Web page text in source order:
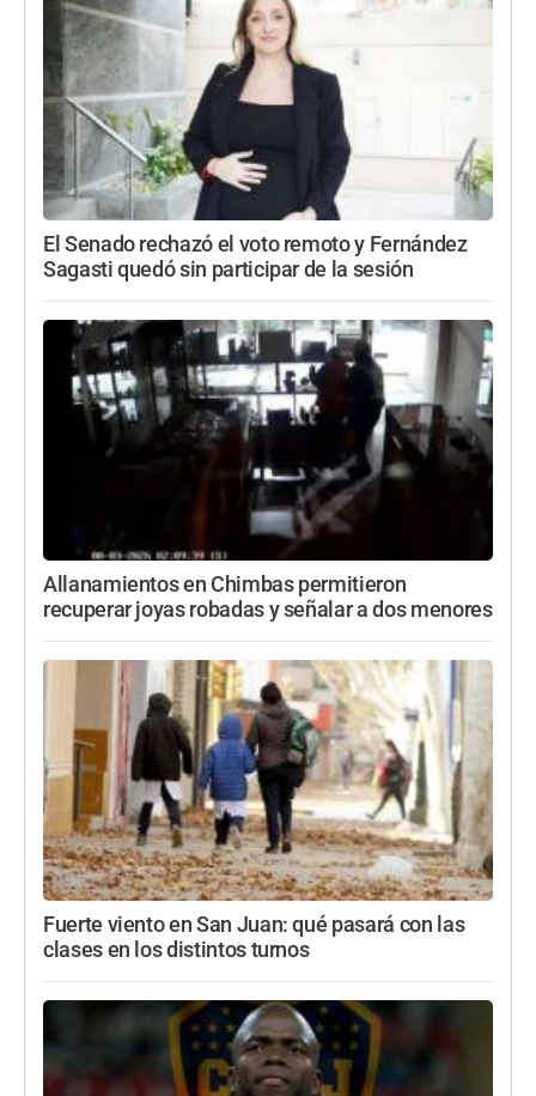
El Senado rechazó el voto remoto y Fernández
Sagasti quedó sin participar de la sesión
Allanamientos en Chimbas permitieron
recuperar joyas robadas y señalar a dos menores
Fuerte viento en San Juan: qué pasará con las
clases en los distintos turnos